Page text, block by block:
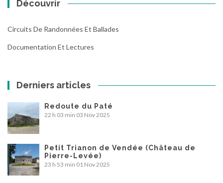
Découvrir
Circuits De Randonnées Et Ballades
Documentation Et Lectures
Derniers articles
Redoute du Paté
22 h 03 min 03 Nov 2025
Petit Trianon de Vendée (Château de
Pierre-Levée)
23 h 53 min 01 Nov 2025